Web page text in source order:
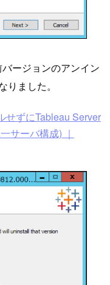
ージョンのアンイン
ました。
せずにTableau Server
サーバ構成) ｜